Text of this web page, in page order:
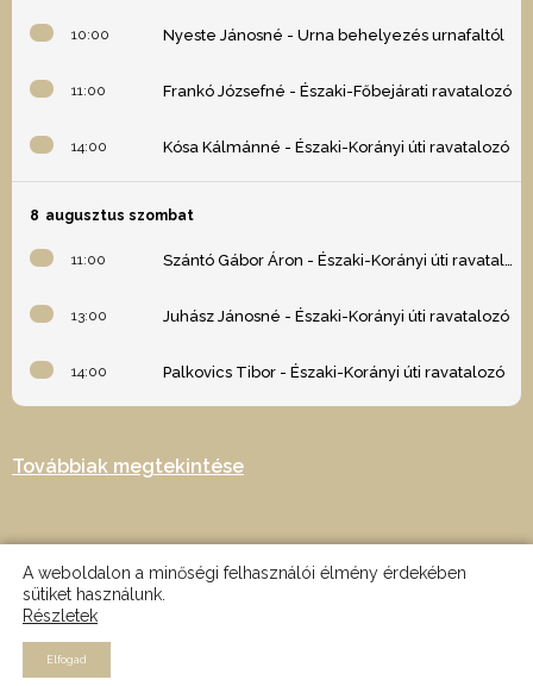
10:00 Nyeste Jánosné - Urna behelyezés urnafaltól
11:00 Frankó Józsefné - Északi-Főbejárati ravatalozó
14:00 Kósa Kálmánné - Északi-Korányi úti ravatalozó
8 augusztus szombat
11:00 Szántó Gábor Áron - Északi-Korányi úti ravatalozó
13:00 Juhász Jánosné - Északi-Korányi úti ravatalozó
14:00 Palkovics Tibor - Északi-Korányi úti ravatalozó
Továbbiak megtekintése
2024 © Minden jog fenntartva - Az oldalt készítette: Nagy Martin -
A weboldalon a minőségi felhasználói élmény érdekében
sütiket használunk.
Részletek
Elfogad